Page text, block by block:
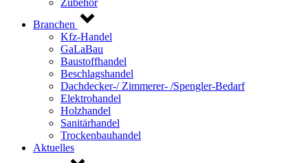
Zubehör
Branchen
Kfz-Handel
GaLaBau
Baustoffhandel
Beschlagshandel
Dachdecker-/ Zimmerer- /Spengler-Bedarf
Elektrohandel
Holzhandel
Sanitärhandel
Trockenbauhandel
Aktuelles